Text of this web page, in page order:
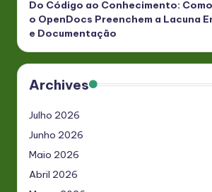
Do Código ao Conhecimento:
o OpenDocs Preenchem a Lacuna
e Documentação
Archives
Julho 2026
Junho 2026
Maio 2026
Abril 2026